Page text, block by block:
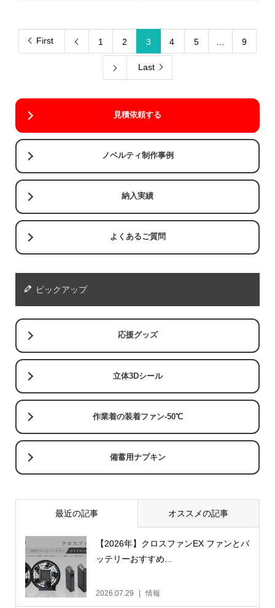
First  1 2 3 4 5 9
 Last
見積依頼する
ノベルティ制作事例
納入実績
よくあるご質問
ピックアップ
応援グッズ
立体3Dシール
作業着の装着ファン-50℃
備蓄用ナプキン
最近の記事 オススメの記事
【2026年】クロスファンEX ファンとバ
ッテリーおすすめ...
2026.07.29 情報